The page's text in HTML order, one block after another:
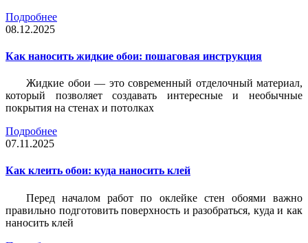
Подробнее
08.12.2025
Как наносить жидкие обои: пошаговая инструкция
Жидкие обои — это современный отделочный материал,
который позволяет создавать интересные и необычные
покрытия на стенах и потолках
Подробнее
07.11.2025
Как клеить обои: куда наносить клей
Перед началом работ по оклейке стен обоями важно
правильно подготовить поверхность и разобраться, куда и как
наносить клей